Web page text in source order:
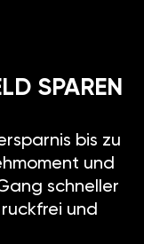
SPAREN
bis zu
und
schneller
und